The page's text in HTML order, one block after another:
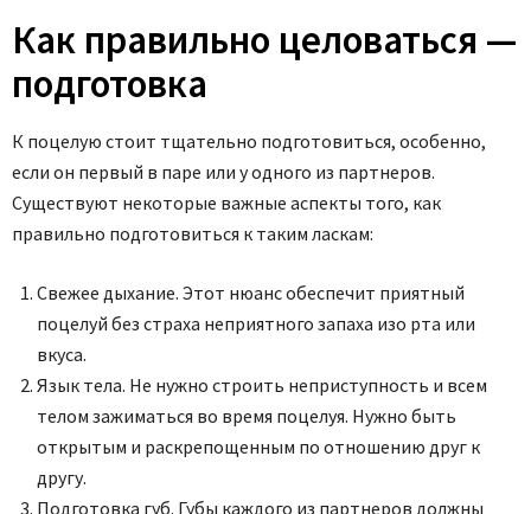
Как правильно целоваться —
подготовка
К поцелую стоит тщательно подготовиться, особенно,
если он первый в паре или у одного из партнеров.
Существуют некоторые важные аспекты того, как
правильно подготовиться к таким ласкам:
Свежее дыхание. Этот нюанс обеспечит приятный
поцелуй без страха неприятного запаха изо рта или
вкуса.
Язык тела. Не нужно строить неприступность и всем
телом зажиматься во время поцелуя. Нужно быть
открытым и раскрепощенным по отношению друг к
другу.
Подготовка губ. Губы каждого из партнеров должны